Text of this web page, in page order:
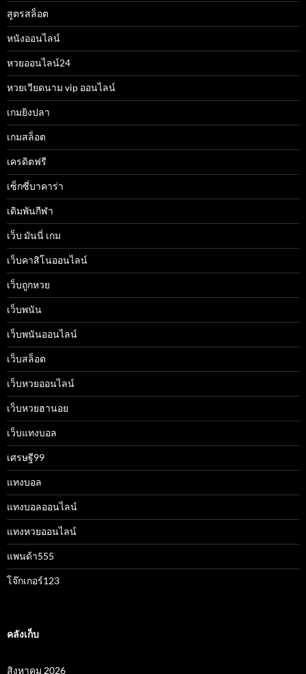
สูตรสล็อต
หนังออนไลน์
หวยออนไลน์24
หวยเวียดนาม vip ออนไลน์
เกมยิงปลา
เกมสล็อต
เครดิตฟรี
เซ็กซี่บาคาร่า
เดิมพันกีฬา
เว็บ มันนี่ เกม
เว็บคาสิโนออนไลน์
เว็บถูกหวย
เว็บพนัน
เว็บพนันออนไลน์
เว็บสล็อต
เว็บหวยออนไลน์
เว็บหวยฮานอย
เว็บแทงบอล
เศรษฐี99
แทงบอล
แทงบอลออนไลน์
แทงหวยออนไลน์
แพนด้า555
โจ๊กเกอร์123
คลังเก็บ
สิงหาคม 2026